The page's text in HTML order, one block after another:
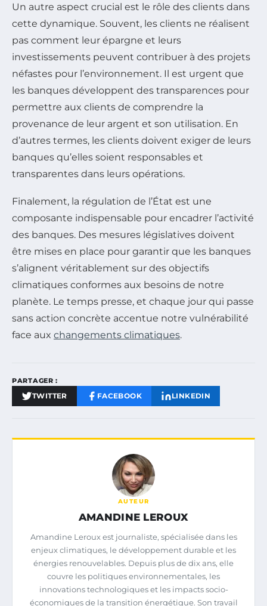
Un autre aspect crucial est le rôle des clients dans
cette dynamique. Souvent, les clients ne réalisent
pas comment leur épargne et leurs
investissements peuvent contribuer à des projets
néfastes pour l’environnement. Il est urgent que
les banques développent des transparences pour
permettre aux clients de comprendre la
provenance de leur argent et son utilisation. En
d’autres termes, les clients doivent exiger de leurs
banques qu’elles soient responsables et
transparentes dans leurs opérations.
Finalement, la régulation de l’État est une
composante indispensable pour encadrer l’activité
des banques. Des mesures législatives doivent
être mises en place pour garantir que les banques
s’alignent véritablement sur des objectifs
climatiques conformes aux besoins de notre
planète. Le temps presse, et chaque jour qui passe
sans action concrète accentue notre vulnérabilité
face aux changements climatiques.
PARTAGER :
TWITTER FACEBOOK LINKEDIN
AUTEUR
AMANDINE LEROUX
Amandine Leroux est journaliste, spécialisée dans les
enjeux climatiques, le développement durable et les
énergies renouvelables. Depuis plus de dix ans, elle
couvre les politiques environnementales, les
innovations technologiques et les impacts socio-
économiques de la transition énergétique. Son travail